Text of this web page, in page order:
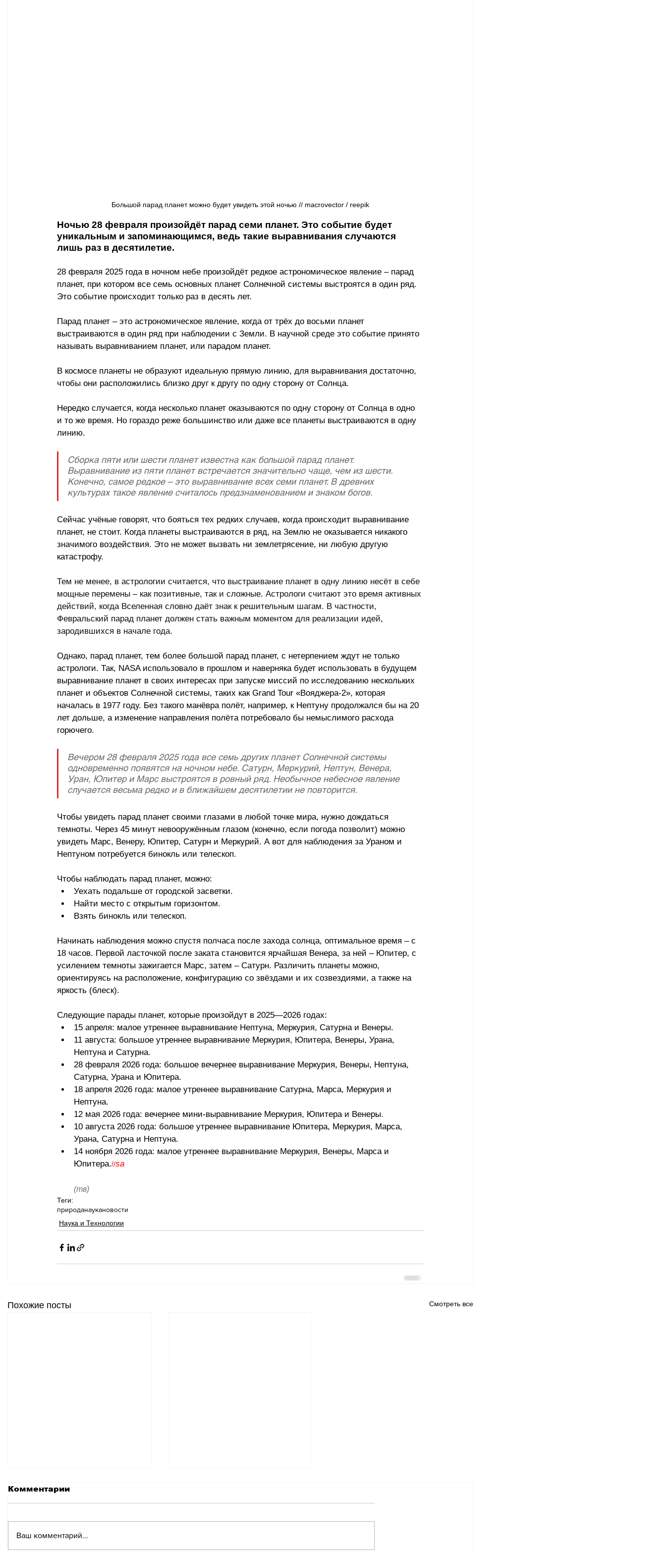
Большой парад планет можно будет увидеть этой ночью // macrovector / reepik
Ночью 28 февраля произойдёт парад семи планет. Это событие будет
уникальным и запоминающимся, ведь такие выравнивания случаются
лишь раз в десятилетие.
28 февраля 2025 года в ночном небе произойдёт редкое астрономическое явление – парад
планет, при котором все семь основных планет Солнечной системы выстроятся в один ряд.
Это событие происходит только раз в десять лет.
Парад планет – это астрономическое явление, когда от трёх до восьми планет
выстраиваются в один ряд при наблюдении с Земли. В научной среде это событие принято
называть выравниванием планет, или парадом планет.
В космосе планеты не образуют идеальную прямую линию, для выравнивания достаточно,
чтобы они расположились близко друг к другу по одну сторону от Солнца.
Нередко случается, когда несколько планет оказываются по одну сторону от Солнца в одно
и то же время. Но гораздо реже большинство или даже все планеты выстраиваются в одну
линию.
Сборка пяти или шести планет известна как большой парад планет.
Выравнивание из пяти планет встречается значительно чаще, чем из шести.
Конечно, самое редкое – это выравнивание всех семи планет. В древних
культурах такое явление считалось предзнаменованием и знаком богов.
Сейчас учёные говорят, что бояться тех редких случаев, когда происходит выравнивание
планет, не стоит. Когда планеты выстраиваются в ряд, на Землю не оказывается никакого
значимого воздействия. Это не может вызвать ни землетрясение, ни любую другую
катастрофу.
Тем не менее, в астрологии считается, что выстраивание планет в одну линию несёт в себе
мощные перемены – как позитивные, так и сложные. Астрологи считают это время активных
действий, когда Вселенная словно даёт знак к решительным шагам. В частности,
Февральский парад планет должен стать важным моментом для реализации идей,
зародившихся в начале года.
Однако, парад планет, тем более большой парад планет, с нетерпением ждут не только
астрологи. Так, NASA использовало в прошлом и наверняка будет использовать в будущем
выравнивание планет в своих интересах при запуске миссий по исследованию нескольких
планет и объектов Солнечной системы, таких как Grand Tour «Вояджера-2», которая
началась в 1977 году. Без такого манёвра полёт, например, к Нептуну продолжался бы на 20
лет дольше, а изменение направления полёта потребовало бы немыслимого расхода
горючего.
Вечером 28 февраля 2025 года все семь других планет Солнечной системы
одновременно появятся на ночном небе. Сатурн, Меркурий, Нептун, Венера,
Уран, Юпитер и Марс выстроятся в ровный ряд. Необычное небесное явление
случается весьма редко и в ближайшем десятилетии не повторится.
Чтобы увидеть парад планет своими глазами в любой точке мира, нужно дождаться
темноты. Через 45 минут невооружённым глазом (конечно, если погода позволит) можно
увидеть Марс, Венеру, Юпитер, Сатурн и Меркурий. А вот для наблюдения за Ураном и
Нептуном потребуется бинокль или телескоп.
Чтобы наблюдать парад планет, можно:
Уехать подальше от городской засветки.
Найти место с открытым горизонтом.
Взять бинокль или телескоп.
Начинать наблюдения можно спустя полчаса после захода солнца, оптимальное время – с
18 часов. Первой ласточкой после заката становится ярчайшая Венера, за ней – Юпитер, с
усилением темноты зажигается Марс, затем – Сатурн. Различить планеты можно,
ориентируясь на расположение, конфигурацию со звёздами и их созвездиями, а также на
яркость (блеск).
Следующие парады планет, которые произойдут в 2025—2026 годах:
15 апреля: малое утреннее выравнивание Нептуна, Меркурия, Сатурна и Венеры.
11 августа: большое утреннее выравнивание Меркурия, Юпитера, Венеры, Урана,
Нептуна и Сатурна.
28 февраля 2026 года: большое вечернее выравнивание Меркурия, Венеры, Нептуна,
Сатурна, Урана и Юпитера.
18 апреля 2026 года: малое утреннее выравнивание Сатурна, Марса, Меркурия и
Нептуна.
12 мая 2026 года: вечернее мини-выравнивание Меркурия, Юпитера и Венеры.
10 августа 2026 года: большое утреннее выравнивание Юпитера, Меркурия, Марса,
Урана, Сатурна и Нептуна.
14 ноября 2026 года: малое утреннее выравнивание Меркурия, Венеры, Марса и
Юпитера.//sa
(тв)
Теги:
природанаукановости
Наука и Технологии
Похожие посты Смотреть все
Комментарии
Ваш комментарий...